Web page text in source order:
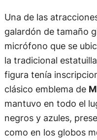
Una de las
galardón de tamaño
micrófono que se
la tradicional
figura tenía
clásico emblema de
mantuvo en todo el
negros y azules,
como en los globos